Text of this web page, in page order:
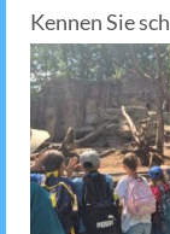
Kennen Sie